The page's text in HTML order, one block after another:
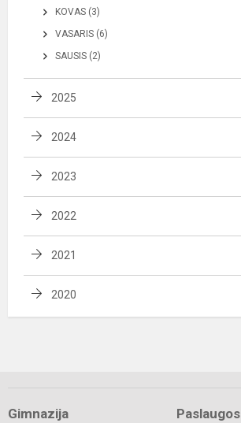
KOVAS (3)
VASARIS (6)
SAUSIS (2)
2025
2024
2023
2022
2021
2020
Gimnazija Paslaugos